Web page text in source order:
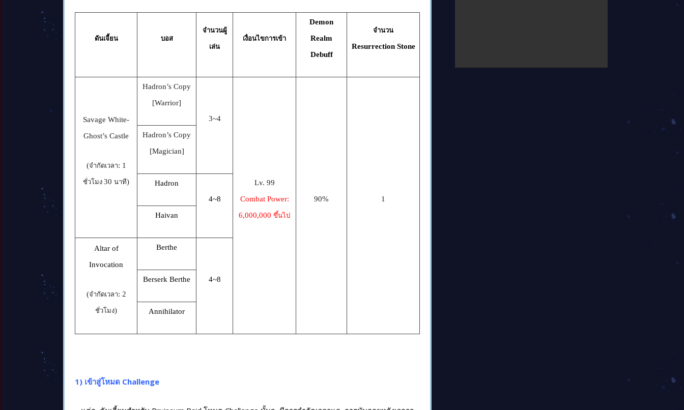
ดันเจี้ยน บอส
จำนวนผู้
เล่น
เงื่อนไขการเข้า
Demon
Realm
Debuff
จำนวน
Resurrection Stone
Savage White-
Ghost’s Castle
(จำกัดเวลา: 1
ชั่วโมง 30 นาที)
Hadron’s Copy
[Warrior]
3~4
Lv. 99
Combat Power:
6,000,000 ขึ้นไป
90% 1
Hadron’s Copy
[Magician]
Hadron
4~8
Haivan
Altar of
Invocation
(จำกัดเวลา: 2
ชั่วโมง)
Berthe
4~8
Berserk Berthe
Annihilator
1) เข้าสู่โหมด Challenge